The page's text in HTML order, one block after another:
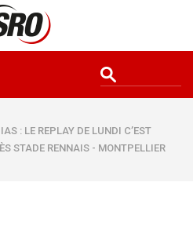
: LE REPLAY DE LUNDI C’EST
STADE RENNAIS - MONTPELLIER